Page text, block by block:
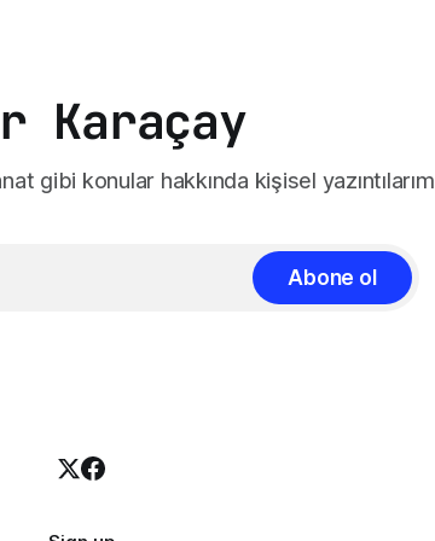
Karaçay
gibi konular hakkında kişisel yazıntılarım
Abone ol